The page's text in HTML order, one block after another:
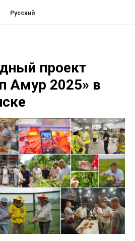
Русский
проект
Амур 2025» в